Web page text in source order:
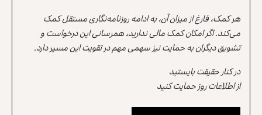
هر کمک، فارغ از میزان آن، به ادامه روزنامه‌نگاری مستقل کمک
می‌کند. اگر امکان کمک مالی ندارید، همرسانی این درخواست و
تشویق دیگران به حمایت نیز سهمی مهم در تقویت این مسیر دارد.
در کنار حقیقت بایستید
از اطلاعات روز حمایت کنید